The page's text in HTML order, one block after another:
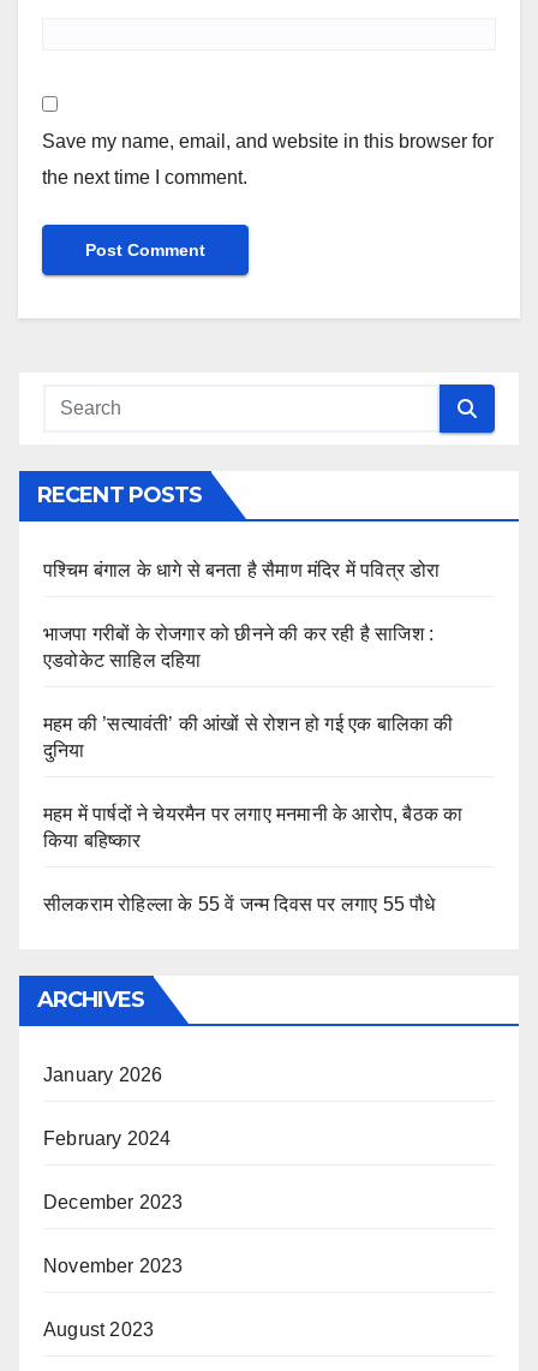
Save my name, email, and website in this browser for
the next time I comment.
RECENT POSTS
पश्चिम बंगाल के धागे से बनता है सैमाण मंदिर में पवित्र डोरा
भाजपा गरीबों के रोजगार को छीनने की कर रही है साजिश :
एडवोकेट साहिल दहिया
महम की ’सत्यावंती’ की आंखों से रोशन हो गई एक बालिका की
दुनिया
महम में पार्षदों ने चेयरमैन पर लगाए मनमानी के आरोप, बैठक का
किया बहिष्कार
सीलकराम रोहिल्ला के 55 वें जन्म दिवस पर लगाए 55 पौधे
ARCHIVES
January 2026
February 2024
December 2023
November 2023
August 2023